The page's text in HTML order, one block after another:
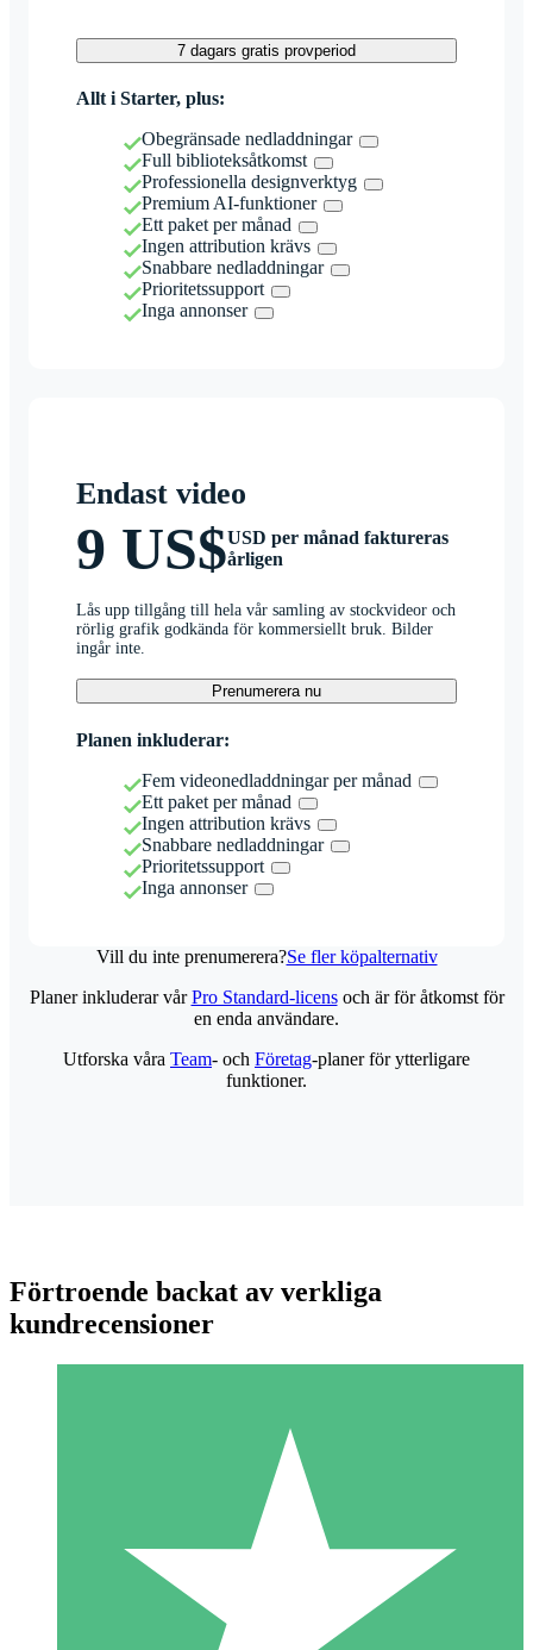
7 dagars gratis provperiod
Allt i Starter, plus:
Obegränsade nedladdningar
Full biblioteksåtkomst
Professionella designverktyg
Premium AI-funktioner
Ett paket per månad
Ingen attribution krävs
Snabbare nedladdningar
Prioritetssupport
Inga annonser
Endast video
9 US$USD per månad faktureras
årligen
Lås upp tillgång till hela vår samling av stockvideor och
rörlig grafik godkända för kommersiellt bruk. Bilder
ingår inte.
Prenumerera nu
Planen inkluderar:
Fem videonedladdningar per månad
Ett paket per månad
Ingen attribution krävs
Snabbare nedladdningar
Prioritetssupport
Inga annonser
Vill du inte prenumerera?Se fler köpalternativ
Individuella Kreditpaket
Betala per användning med nedladdningskrediter. Inget
1 Nedladdningar
Planer inkluderar vårPro Standard-licensoch är för åtkomst för
en enda användare.
Utforska våra Team- och Företag-planer för ytterligare
funktioner.
Förtroende backat av verkliga
kundrecensioner